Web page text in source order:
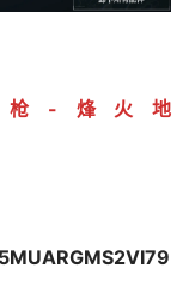
枪-烽火地